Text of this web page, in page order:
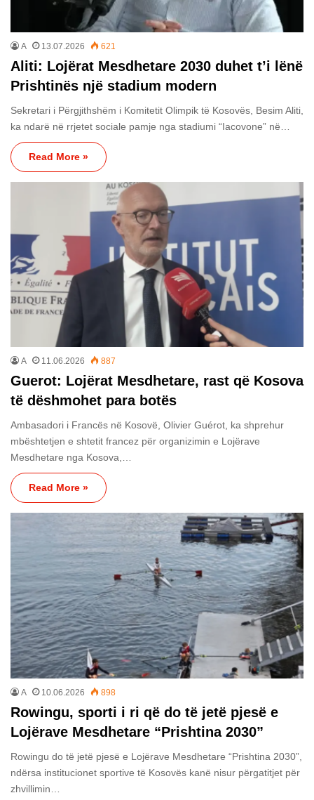
A 13.07.2026 621
​Aliti: Lojërat Mesdhetare 2030 duhet t’i lënë
Prishtinës një stadium modern
Sekretari i Përgjithshëm i Komitetit Olimpik të Kosovës, Besim Aliti,
ka ndarë në rrjetet sociale pamje nga stadiumi “Iacovone” në…
Read More »
A 11.06.2026 887
​Guerot: Lojërat Mesdhetare, rast që Kosova
të dëshmohet para botës
Ambasadori i Francës në Kosovë, Olivier Guérot, ka shprehur
mbështetjen e shtetit francez për organizimin e Lojërave
Mesdhetare nga Kosova,…
Read More »
A 10.06.2026 898
​Rowingu, sporti i ri që do të jetë pjesë e
Lojërave Mesdhetare “Prishtina 2030”
Rowingu do të jetë pjesë e Lojërave Mesdhetare “Prishtina 2030”,
ndërsa institucionet sportive të Kosovës kanë nisur përgatitjet për
zhvillimin…